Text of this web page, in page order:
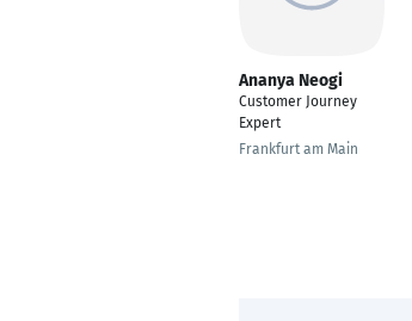
Ananya Neogi
Customer Journey
Expert
Frankfurt am Main